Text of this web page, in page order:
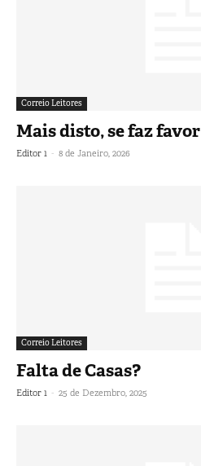
Correio Leitores
Mais disto, se faz favor
Editor 1 - 8 de Janeiro, 2026
Correio Leitores
Falta de Casas?
Editor 1 - 25 de Dezembro, 2025